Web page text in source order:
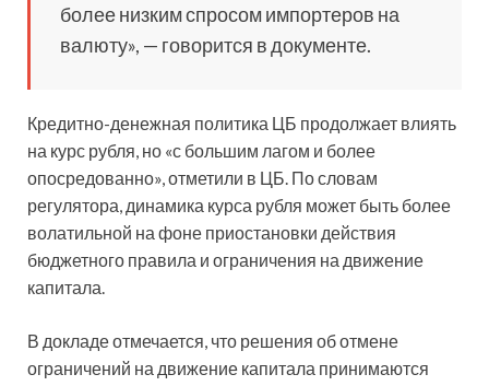
более низким спросом импортеров на
валюту», — говорится в документе.
Кредитно-денежная политика ЦБ продолжает влиять
на курс рубля, но «с большим лагом и более
опосредованно», отметили в ЦБ. По словам
регулятора, динамика курса рубля может быть более
волатильной на фоне приостановки действия
бюджетного правила и ограничения на движение
капитала.
В докладе отмечается, что решения об отмене
ограничений на движение капитала принимаются